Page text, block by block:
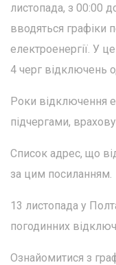
листопада, з 00:00
вводяться графіки
електроенергії. У
4 черг відключень
Роки відключення
підчергами,
Список адрес, що
за цим посиланням.
13 листопада у
погодинних
Ознайомитися з